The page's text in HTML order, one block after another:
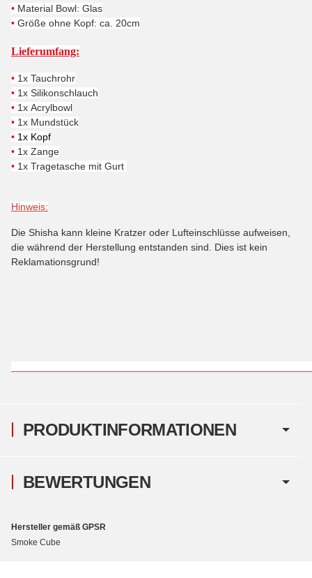
PRODUKTINFORMATIONEN
• Material Bowl: Glas
• Größe ohne Kopf: ca. 20cm
Lieferumfang:
• 1x Tauchrohr
• 1x Silikonschlauch
• 1x Acrylbowl
• 1x Mundstück
• 1x Kopf
• 1x Zange
• 1x Tragetasche mit Gurt
Hinweis:
Die Shisha kann kleine Kratzer oder Lufteinschlüsse aufweisen,
die während der Herstellung entstanden sind. Dies ist kein
Reklamationsgrund!
BEWERTUNGEN
Hersteller gemäß GPSR
Smoke Cube